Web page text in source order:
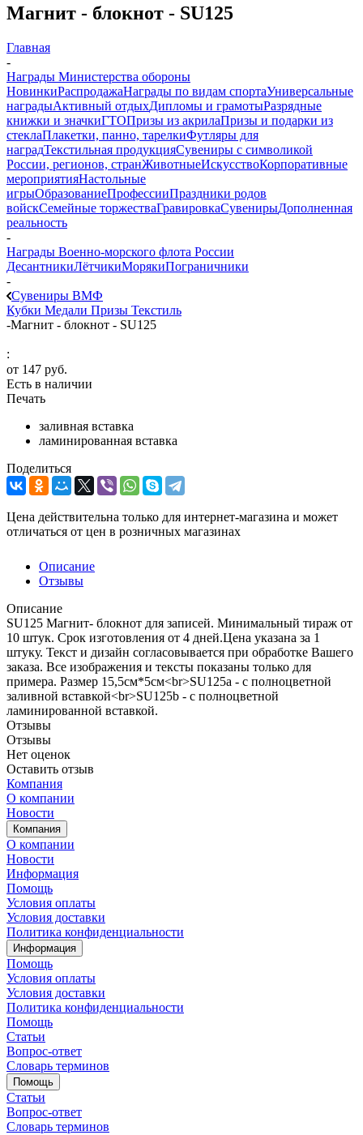
Магнит - блокнот - SU125
Главная
-
Награды Министерства обороны
НовинкиРаспродажаНаграды по видам спортаУниверсальные
наградыАктивный отдыхДипломы и грамотыРазрядные
книжки и значкиГТОПризы из акрилаПризы и подарки из
стеклаПлакетки, панно, тарелкиФутляры для
наградТекстильная продукцияСувениры с символикой
России, регионов, странЖивотныеИскусствоКорпоративные
мероприятияНастольные
игрыОбразованиеПрофессииПраздники родов
войскСемейные торжестваГравировкаСувенирыДополненная
реальность
-
Награды Военно-морского флота России
ДесантникиЛётчикиМорякиПограничники
-
Сувениры ВМФ
Кубки Медали Призы Текстиль
-Магнит - блокнот - SU125
:
от 147 руб.
Есть в наличии
Печать
заливная вставка
ламинированная вставка
Поделиться
Цена действительна только для интернет-магазина и может
отличаться от цен в розничных магазинах
Описание
Отзывы
Описание
SU125 Магнит- блокнот для записей. Минимальный тираж от
10 штук. Срок изготовления от 4 дней.Цена указана за 1
штуку. Текст и дизайн согласовывается при обработке Вашего
заказа. Все изображения и тексты показаны только для
примера. Размер 15,5см*5см<br>SU125a - с полноцветной
заливной вставкой<br>SU125b - с полноцветной
ламинированной вставкой.
Отзывы
Отзывы
Нет оценок
Оставить отзыв
Компания
О компании
Новости
Компания
О компании
Новости
Информация
Помощь
Условия оплаты
Условия доставки
Политика конфиденциальности
Информация
Помощь
Условия оплаты
Условия доставки
Политика конфиденциальности
Помощь
Статьи
Вопрос-ответ
Словарь терминов
Помощь
Статьи
Вопрос-ответ
Словарь терминов